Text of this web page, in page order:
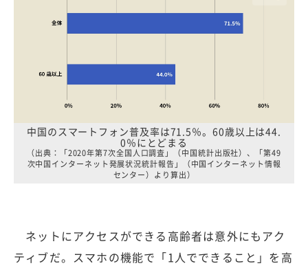
中国のスマートフォン普及率は71.5％。60歳以上は44.
0％にとどまる
（出典：「2020年第7次全国人口調査」（中国統計出版社）、「第49
次中国インターネット発展状況統計報告」（中国インターネット情報
センター）より算出）
ネットにアクセスができる高齢者は意外にもアク
ティブだ。スマホの機能で「1人でできること」を高